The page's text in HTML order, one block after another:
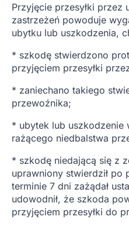
Przyjęcie przesyłki przez
zastrzeżeń powoduje
ubytku lub uszkodzenia,
* szkodę stwierdzono
przyjęciem przesyłki
* zaniechano takiego
przewoźnika;
* ubytek lub uszkodzenie
rażącego niedbalstwa
* szkodę niedającą się z
uprawniony stwierdził po
terminie 7 dni zażądał
udowodnił, że szkoda
przyjęciem przesyłki do